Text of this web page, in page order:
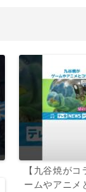
【九谷焼がコ
ームやアニ